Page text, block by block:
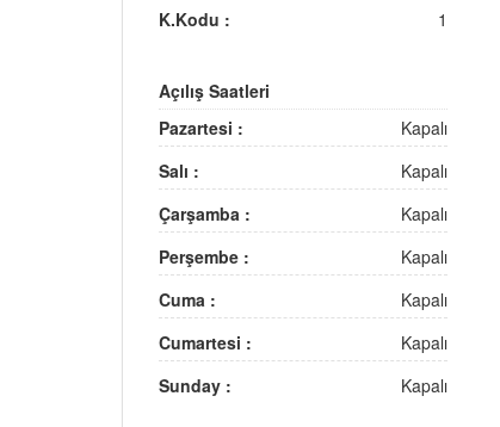
K.Kodu :
1
Açılış Saatleri
Pazartesi :
Kapalı
Salı :
Kapalı
Çarşamba :
Kapalı
Perşembe :
Kapalı
Cuma :
Kapalı
Cumartesi :
Kapalı
Sunday :
Kapalı